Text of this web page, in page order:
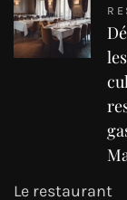
Le restaurant